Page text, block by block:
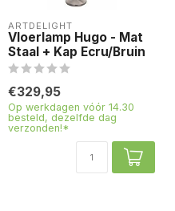
ARTDELIGHT
Vloerlamp Hugo - Mat
Staal + Kap Ecru/Bruin
€329,95
Op werkdagen vóór 14.30
besteld, dezelfde dag
verzonden!*